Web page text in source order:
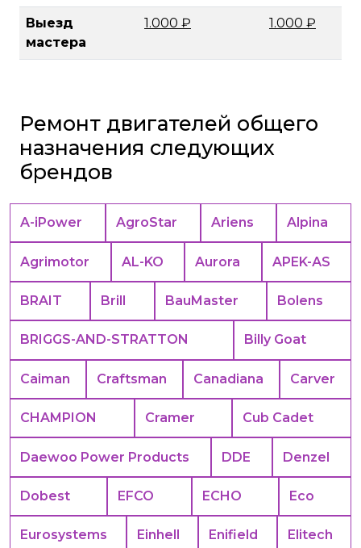
Выезд
мастера
1.000 ₽ 1.000 ₽
Ремонт двигателей общего
назначения следующих
брендов
A-iPower AgroStar Ariens Alpina
Agrimotor AL-KO Aurora APEK-АS
BRAIT Brill BauMaster Bolens
BRIGGS-AND-STRATTON Billy Goat
Caiman Craftsman Canadiana Carver
CHAMPION Cramer Cub Cadet
Daewoo Power Products DDE Denzel
Dobest EFCO ECHO Eco
Eurosystems Einhell Enifield Elitech